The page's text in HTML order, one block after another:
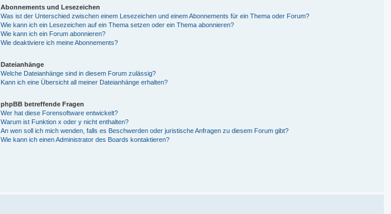
Abonnements und Lesezeichen
Was ist der Unterschied zwischen einem Lesezeichen und einem Abonnements für ein Thema oder Forum?
Wie kann ich ein Lesezeichen auf ein Thema setzen oder ein Thema abonnieren?
Wie kann ich ein Forum abonnieren?
Wie deaktiviere ich meine Abonnements?
Dateianhänge
Welche Dateianhänge sind in diesem Forum zulässig?
Kann ich eine Übersicht all meiner Dateianhänge erhalten?
phpBB betreffende Fragen
Wer hat diese Forensoftware entwickelt?
Warum ist Funktion x oder y nicht enthalten?
An wen soll ich mich wenden, falls es Beschwerden oder juristische Anfragen zu diesem Forum gibt?
Wie kann ich einen Administrator des Boards kontaktieren?